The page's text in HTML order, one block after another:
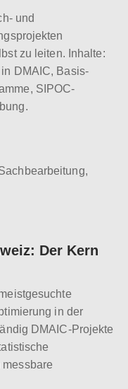
und
zu leiten. Inhalte:
DMAIC, Basis-
SIPOC-
Der Kern
in der
DMAIC-Projekte